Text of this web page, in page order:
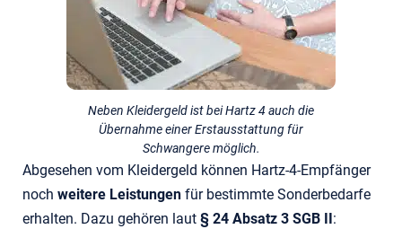
Neben Kleidergeld ist bei Hartz 4 auch die
Übernahme einer Erstausstattung für
Schwangere möglich.
Abgesehen vom Kleidergeld können Hartz-4-Empfänger
noch weitere Leistungen für bestimmte Sonderbedarfe
erhalten. Dazu gehören laut § 24 Absatz 3 SGB II :